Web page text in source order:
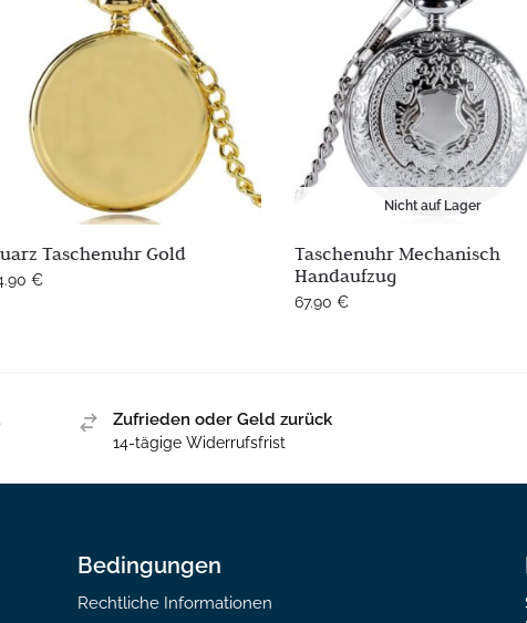
Taschenuhr Gold
€
Nicht auf Lager
Taschenuhr Mechanisch
Handaufzug
67.90€
Zufrieden oder Geld zurück
14-tägige Widerrufsfrist
Bedingungen
Rechtliche Informationen